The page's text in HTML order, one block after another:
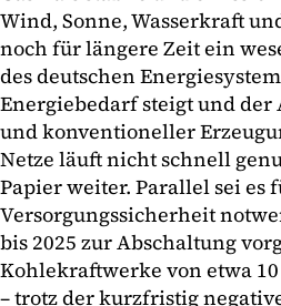
Wind, Sonne, Wasserkraft
noch für längere Zeit ein
des deutschen
Energiebedarf steigt und
und konventioneller
Netze läuft nicht schnell
Papier weiter. Parallel sei es
Versorgungssicherheit
bis 2025 zur Abschaltung
Kohlekraftwerke von etwa
– trotz der kurzfristig